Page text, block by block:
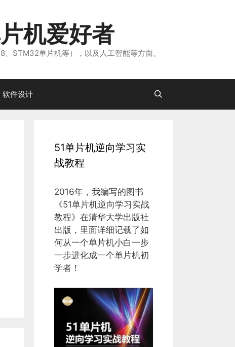
机爱好者
STM32单片机等），以及人工智能等方面。
软件设计
51单片机逆向学习实
战教程
2016年，我编写的图书
《51单片机逆向学习实战
教程》在清华大学出版社
出版，里面详细记载了如
何从一个单片机小白一步
一步进化成一个单片机初
学者！